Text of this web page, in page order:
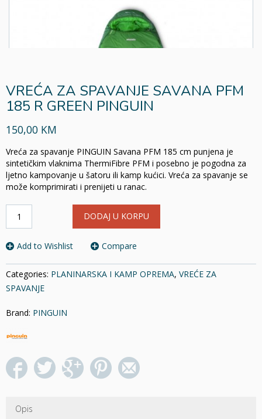
VREĆA ZA SPAVANJE SAVANA PFM
185 R GREEN PINGUIN
150,00 KM
Vreća za spavanje PINGUIN Savana PFM 185 cm punjena je
sintetičkim vlaknima ThermiFibre PFM i posebno je pogodna za
ljetno kampovanje u šatoru ili kamp kućici. Vreća za spavanje se
može komprimirati i prenijeti u ranac.
SAVANA
185
R
GREEN
količina
DODAJ U KORPU
Add to Wishlist Compare
Categories: PLANINARSKA I KAMP OPREMA, VREĆE ZA
SPAVANJE
Brand: PINGUIN
Opis